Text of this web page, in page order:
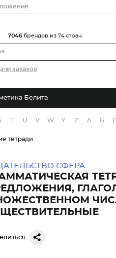
заказов
7046 брендов из 74 стран
Белита
T U V W Y Z А Б В
тетради
СФЕРА